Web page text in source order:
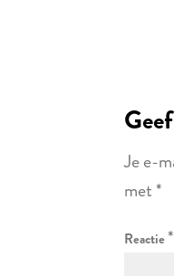
Je e-
met *
Reactie*